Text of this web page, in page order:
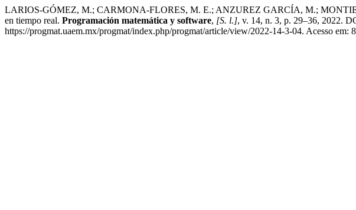
LARIOS-GÓMEZ, M.; CARMONA-FLORES, M. E.; ANZUREZ GARCÍA, M.;
en tiempo real. Programación matemática y software, [S. l.], v. 14, n. 3, p. 29–36, 2022.
https://progmat.uaem.mx/progmat/index.php/progmat/article/view/2022-14-3-04. Acesso em: